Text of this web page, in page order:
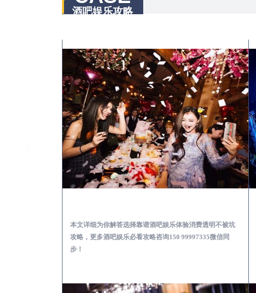
酒吧娱乐攻略
本文详细为你解答选择靠谱酒吧娱乐体验消费透明不被坑
攻略，更多酒吧娱乐必看攻略咨询150 99997335微信同
步！